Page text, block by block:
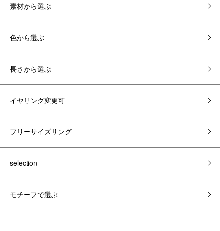
素材から選ぶ
色から選ぶ
長さから選ぶ
イヤリング変更可
フリーサイズリング
selection
モチーフで選ぶ